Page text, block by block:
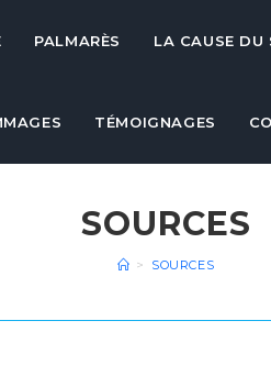
PALMARÈS LA CAUSE DU
TÉMOIGNAGES
SOURCES
> SOURCES